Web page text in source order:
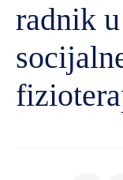
radnik